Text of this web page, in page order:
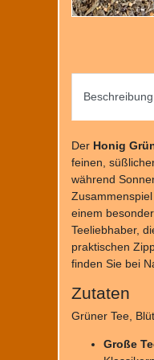
Beschreibung
Der Honig
feinen,
während
einem
Teeliebhaber,
praktischen
finden Sie bei
Zutaten
Grüner Tee,
Große